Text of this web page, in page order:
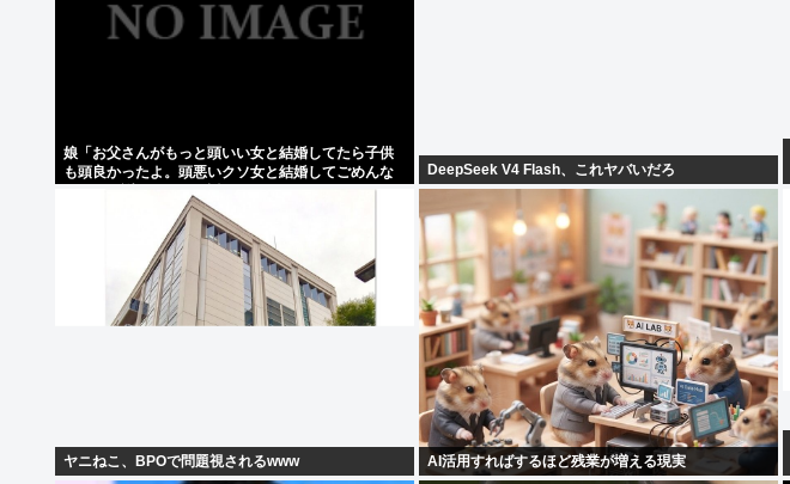
娘「お父さんがもっと頭いい女と結婚してたら子供
も頭良かったよ。頭悪いクソ女と結婚してごめんな
DeepSeek V4 Flash、これヤバいだろ
ヤニねこ、BPOで問題視されるwww AI活用すればするほど残業が増える現実